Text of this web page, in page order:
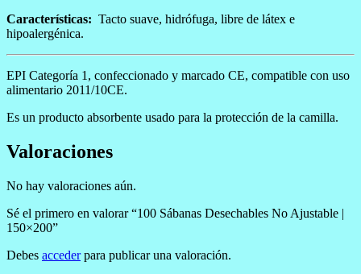
Características: Tacto suave, hidrófuga, libre de látex e
hipoalergénica.
EPI Categoría 1, confeccionado y marcado CE, compatible con uso
alimentario 2011/10CE.
Es un producto absorbente usado para la protección de la camilla.
Valoraciones
No hay valoraciones aún.
Sé el primero en valorar “100 Sábanas Desechables No Ajustable |
150×200”
Debes accederpara publicar una valoración.